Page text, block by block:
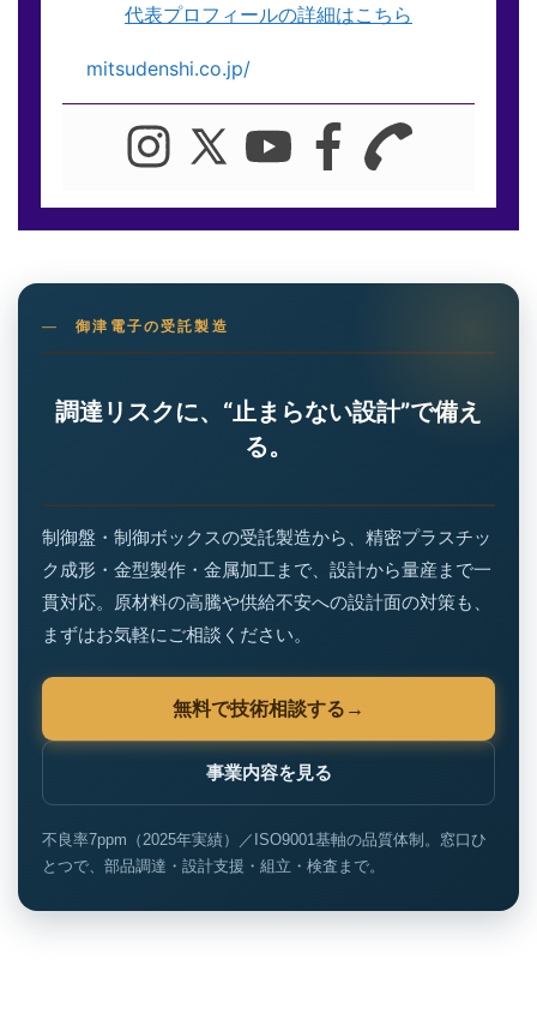
代表プロフィールの詳細はこちら
mitsudenshi.co.jp/
御津電子の受託製造
調達リスクに、“止まらない設計”で備え
る。
制御盤・制御ボックスの受託製造から、精密プラスチッ
ク成形・金型製作・金属加工まで、設計から量産まで一
貫対応。原材料の高騰や供給不安への設計面の対策も、
まずはお気軽にご相談ください。
無料で技術相談する
事業内容を見る
不良率7ppm（2025年実績）／ISO9001基軸の品質体制。窓口ひ
とつで、部品調達・設計支援・組立・検査まで。